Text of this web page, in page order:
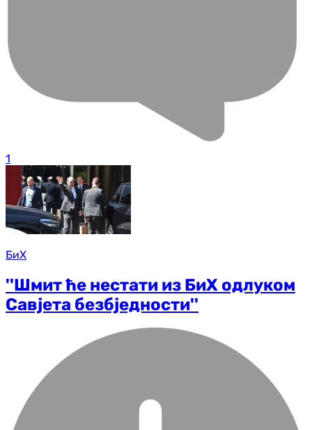
1
БиХ
''Шмит ће нестати из БиХ одлуком
Савјета безбједности''